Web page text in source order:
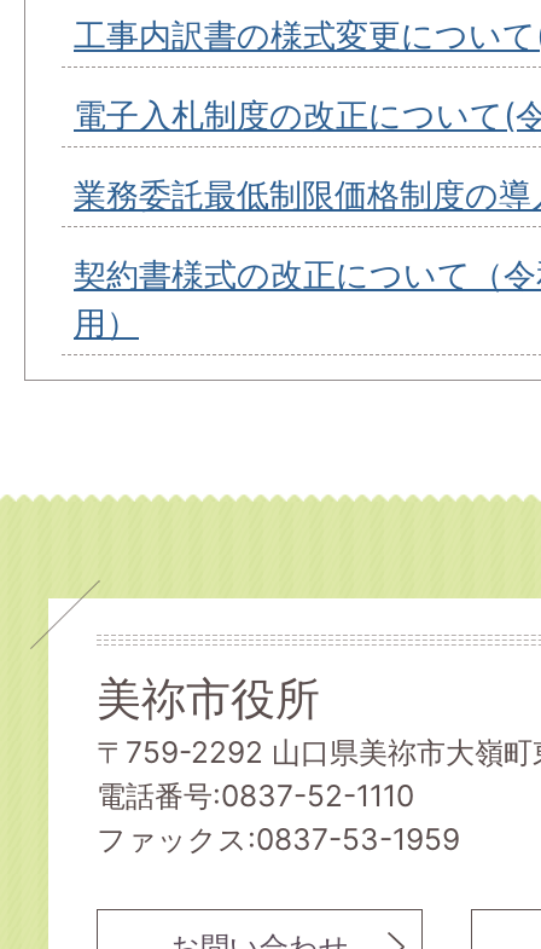
工事内訳書の様式変更につい
電子入札制度の改正について(
業務委託最低制限価格制度の
契約書様式の改正について（
用）
美祢市役所
〒759-2292 山口県美祢市大嶺
電話番号:0837-52-1110
ファックス:0837-53-1959